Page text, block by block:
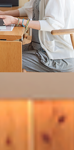
お問合せ
事務所